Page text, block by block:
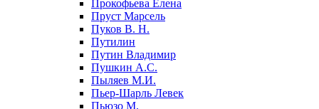
Прокофьева Елена
Пруст Марсель
Пуков В. Н.
Путилин
Путин Владимир
Пушкин А.С.
Пыляев М.И.
Пьер-Шарль Левек
Пьюзо М.